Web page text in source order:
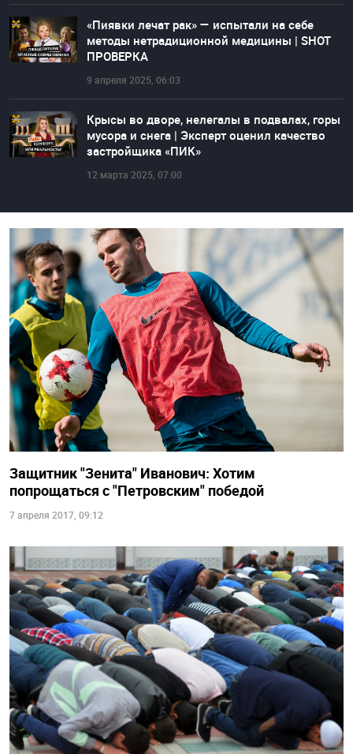
«Пиявки лечат рак» — испытали на себе
методы нетрадиционной медицины | SHOT
ПРОВЕРКА
9 апреля 2025, 06:03
Крысы во дворе, нелегалы в подвалах, горы
мусора и снега | Эксперт оценил качество
застройщика «ПИК»
12 марта 2025, 07:00
Защитник "Зенита" Иванович: Хотим
попрощаться с "Петровским" победой
7 апреля 2017, 09:12